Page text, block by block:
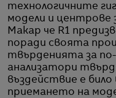
технологичните
модели и центрове
Макар че R1
поради своята
твърденията за по-
анализатори
въздействие е
приемането на